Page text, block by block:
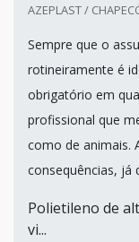
AZEPLAST /
Sempre que o
rotineiramente é
obrigatório em
profissional que
como de animais.
consequências, já
Polietileno de
vi...